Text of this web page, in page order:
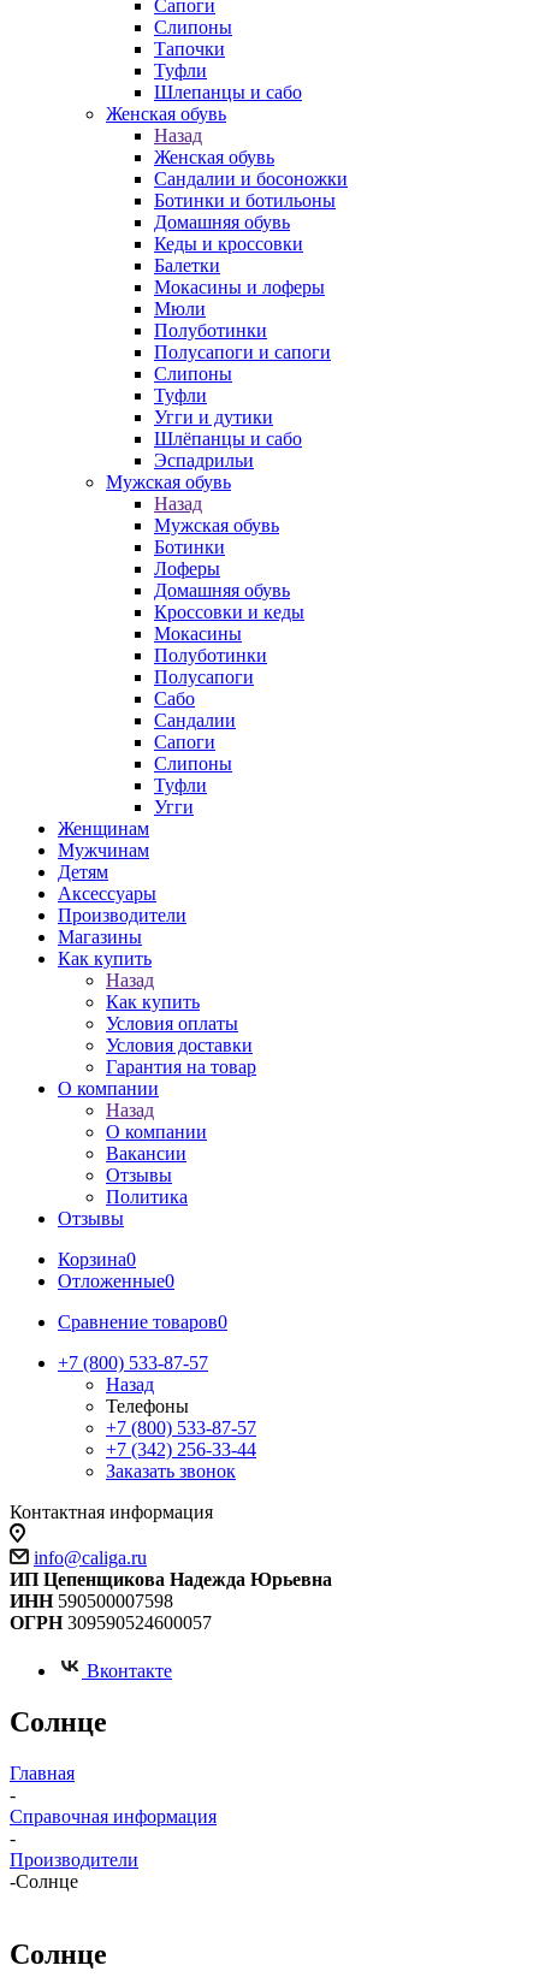
Сапоги
Слипоны
Тапочки
Туфли
Шлепанцы и сабо
Женская обувь
Назад
Женская обувь
Сандалии и босоножки
Ботинки и ботильоны
Домашняя обувь
Кеды и кроссовки
Балетки
Мокасины и лоферы
Мюли
Полуботинки
Полусапоги и сапоги
Слипоны
Туфли
Угги и дутики
Шлёпанцы и сабо
Эспадрильи
Мужская обувь
Назад
Мужская обувь
Ботинки
Лоферы
Домашняя обувь
Кроссовки и кеды
Мокасины
Полуботинки
Полусапоги
Сабо
Сандалии
Сапоги
Слипоны
Туфли
Угги
Женщинам
Мужчинам
Детям
Аксессуары
Производители
Магазины
Как купить
Назад
Как купить
Условия оплаты
Условия доставки
Гарантия на товар
О компании
Назад
О компании
Вакансии
Отзывы
Политика
Отзывы
Корзина0
Отложенные0
Сравнение товаров0
+7 (800) 533-87-57
Назад
Телефоны
+7 (800) 533-87-57
+7 (342) 256-33-44
Заказать звонок
Контактная информация
info@caliga.ru
ИП Цепенщикова Надежда Юрьевна
ИНН 590500007598
ОГРН309590524600057
Вконтакте
Солнце
Главная
-
Справочная информация
-
Производители
-Солнце
Солнце